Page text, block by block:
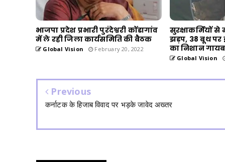
भाजपा प्रदेश प्रभारी पुरंदेश्वरी कोंडागांव
में ले रही जिला कार्यसमिति की बैठक
Global Vision February 20, 2022
सुरक्षाकर्मियों से
झड़प, 38 बूथ पर
का निशान गायब
Global Vision
Previous
कर्नाटक के हिजाब विवाद पर भड़के जावेद अख्तर